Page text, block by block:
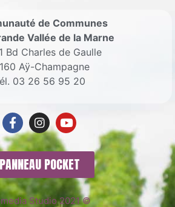
de Communes
Vallée de la Marne
Bd Charles de Gaulle
Aÿ-Champagne
03 26 56 95 20
PANNEAU POCKET
Studio 2021 ©